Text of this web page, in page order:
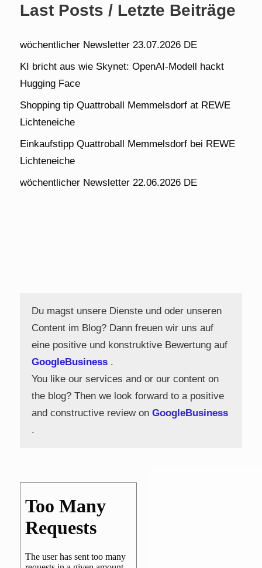
Last Posts / Letzte Beiträge
wöchentlicher Newsletter 23.07.2026 DE
KI bricht aus wie Skynet: OpenAI-Modell hackt
Hugging Face
Shopping tip Quattroball Memmelsdorf at REWE
Lichteneiche
Einkaufstipp Quattroball Memmelsdorf bei REWE
Lichteneiche
wöchentlicher Newsletter 22.06.2026 DE
Du magst unsere Dienste und oder unseren
Content im Blog? Dann freuen wir uns auf
eine positive und konstruktive Bewertung auf
GoogleBusiness .
You like our services and or our content on
the blog? Then we look forward to a positive
and constructive review on GoogleBusiness
.